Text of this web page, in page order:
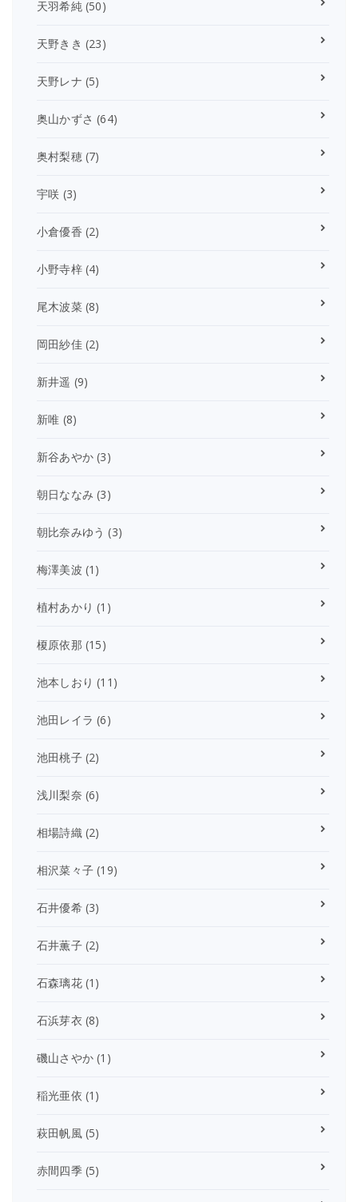
天羽希純(50)
天野きき (23)
天野レナ (5)
奥山かずさ (64)
奥村梨穂(7)
宇咲 (3)
小倉優香 (2)
小野寺梓(4)
尾木波菜(8)
岡田紗佳(2)
新井遥 (9)
新唯 (8)
新谷あやか (3)
朝日ななみ (3)
朝比奈みゆう (3)
梅澤美波 (1)
植村あかり (1)
榎原依那 (15)
池本しおり (11)
池田レイラ (6)
池田桃子(2)
浅川梨奈 (6)
相場詩織(2)
相沢菜々子 (19)
石井優希(3)
石井薫子(2)
石森璃花(1)
石浜芽衣 (8)
磯山さやか (1)
稲光亜依 (1)
萩田帆風(5)
赤間四季(5)